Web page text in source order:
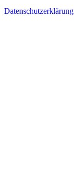
Datenschutzerklärung